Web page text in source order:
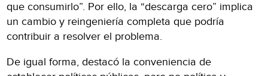
que consumirlo”. Por ello, la “descarga cero” implica
un cambio y reingeniería completa que podría
contribuir a resolver el problema.
De igual forma, destacó la conveniencia de